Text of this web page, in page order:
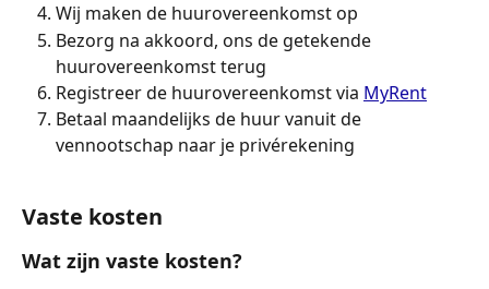
Wij maken de huurovereenkomst op
Bezorg na akkoord, ons de getekende
huurovereenkomst terug
Registreer de huurovereenkomst via MyRent
Betaal maandelijks de huur vanuit de
vennootschap naar je privérekening
Vaste kosten
Wat zijn vaste kosten?